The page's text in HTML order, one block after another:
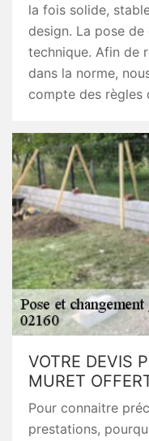
la fois solide,
design. La pose
technique. Afin de
dans la norme,
compte des règles
VOTRE DEVIS
MURET
Pour connaitre
prestations,